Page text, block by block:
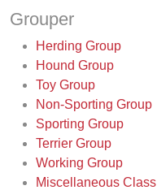
Grouper
Herding Group
Hound Group
Toy Group
Non-Sporting Group
Sporting Group
Terrier Group
Working Group
Miscellaneous Class